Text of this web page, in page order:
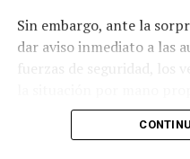
Cenas:33,3%.
Sin embargo, ante la
dar aviso inmediato a las
fuerzas de seguridad, los
al animal para que
encender fogatas de